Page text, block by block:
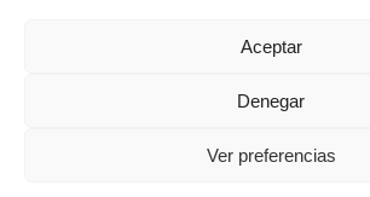
Aceptar
Denegar
Ver preferencias